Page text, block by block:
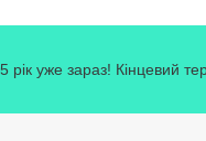
уже зараз! Кінцевий